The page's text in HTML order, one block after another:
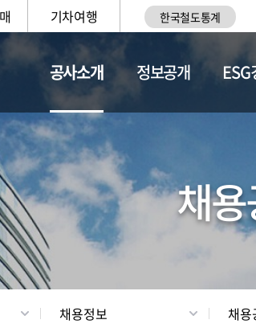
기차여행 한국철도통계
공사소개
일반현황
정보공개 ESG
채
채용정보 채용